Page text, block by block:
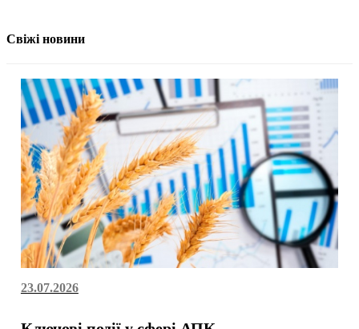
Свіжі новини
23.07.2026